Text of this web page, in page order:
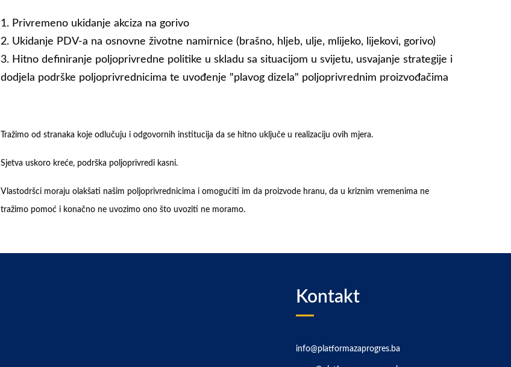
Privremeno ukidanje akciza na gorivo
Ukidanje PDV-a na osnovne životne namirnice (brašno, hljeb, ulje, mlijeko, lijekovi, gorivo)
Hitno definiranje poljoprivredne politike u skladu sa situacijom u svijetu, usvajanje strategije i
dodjela podrške poljoprivrednicima te uvođenje "plavog dizela" poljoprivrednim proizvođačima
Tražimo od stranaka koje odlučuju i odgovornih institucija da se hitno uključe u realizaciju ovih mjera.
Sjetva uskoro kreće, podrška poljoprivredi kasni.
Vlastodršci moraju olakšati našim poljoprivrednicima i omogućiti im da proizvode hranu, da u kriznim vremenima ne
tražimo pomoć i konačno ne uvozimo ono što uvoziti ne moramo.
Kontakt
info@platformazaprogres.ba